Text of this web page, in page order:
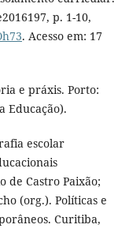
p. 1-10,
. Acesso em: 17
e práxis. Porto:
Educação).
escolar
de Castro Paixão;
(org.). Políticas e
Curitiba,